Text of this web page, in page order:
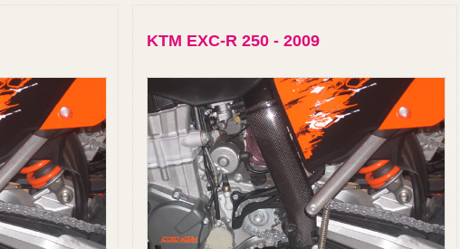
KTM EXC-R 250 - 2009